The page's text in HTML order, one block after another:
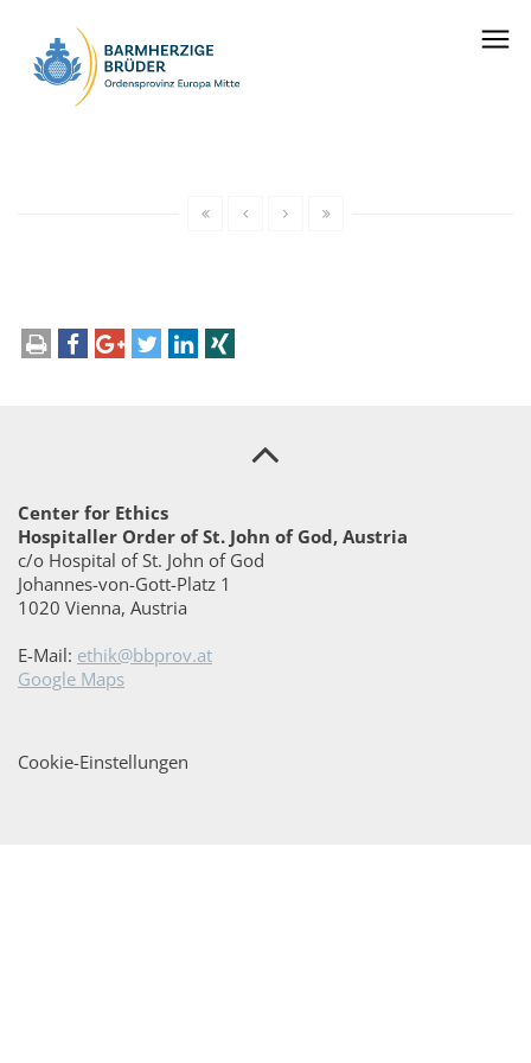
Center for Ethics
Hospitaller Order of St. John of God, Austria
c/o Hospital of St. John of God
Johannes-von-Gott-Platz 1
1020 Vienna, Austria
E-Mail: ethik@bbprov.at
Google Maps
Cookie-Einstellungen